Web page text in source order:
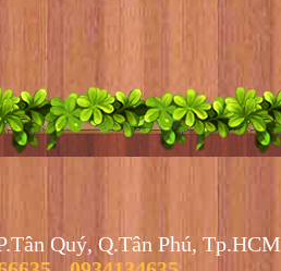
Quý, Q.Tân Phú, Tp.HCM